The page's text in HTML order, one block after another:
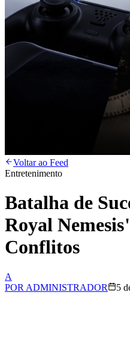
Voltar ao Feed
Entretenimento
Batalha de
Royal
Conflitos
A
POR ADMINISTRADOR 5